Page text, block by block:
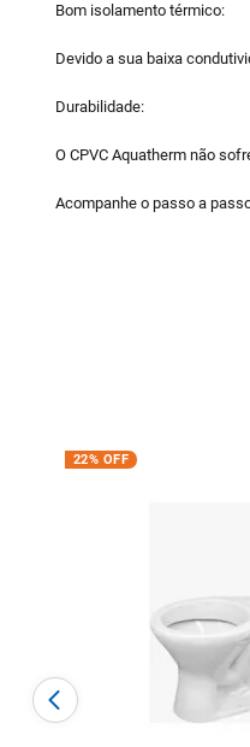
Bom isolamento térmico:
Devido a sua baixa
Durabilidade:
O CPVC Aquatherm não
Acompanhe o passo a
22% OFF